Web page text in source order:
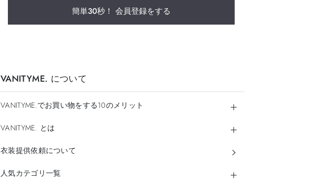
簡単30秒！ 会員登録をする
VANITYME. について
VANITYME.でお買い物をする10のメリット
VANITYME. とは
衣装提供依頼について
人気カテゴリ一覧